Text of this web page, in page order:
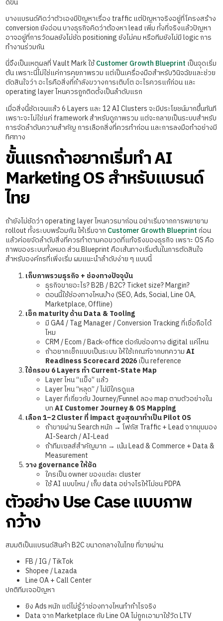
บางแบรนด์คิดว่าตัวเองมีปัญหาเรื่อง traffic แต่ปัญหาจริงอยู่ที่โครงสร้าง
conversion ยังอ่อน บางธุรกิจคิดว่าต้องหา lead เพิ่ม ทั้งที่จริงแล้วปัญหา
อาจอยู่ที่การวัดผลยังไม่ชัด positioning ยังไม่คม หรือทีมยังไม่มี logic การ
ทำงานร่วมกัน
นี่จึงเป็นเหตุผลที่ Vault Mark ใช้Customer Growth Blueprint เป็นจุดเริ่ม
ต้น เพราะนี่ไม่ใช่แค่การคุยภาพรวม แต่เป็นเครื่องมือสำหรับวินิจฉัยและช่วย
ตัดสินใจว่า อะไรคือสิ่งที่กำลังขวางการเติบโต อะไรควรแก้ก่อน และ
operating layer ไหนควรถูกติดตั้งเป็นลำดับแรก
เมื่อสิ่งนี้ชัดเจนแล้ว 6 Layers และ 12 AI Clusters จะมีประโยชน์มากขึ้นทันที
เพราะจะไม่ใช่แค่ framework สำหรับดูภาพรวม แต่จะกลายเป็นระบบสำหรับ
การจัดลำดับความสำคัญ การเลือกสิ่งที่ควรทำก่อน และการลงมือทำอย่างมี
ทิศทาง
ขั้นแรกถ้าอยากเริ่มทำ AI
Marketing OS สำหรับแบรนด์
ไทย
ถ้ายังไม่ชัดว่า operating layer ไหนควรมาก่อน อย่าเริ่มจากการพยายาม
rollout ทั้งระบบพร้อมกัน ให้เริ่มจาก Customer Growth Blueprintก่อน
แล้วค่อยจัดลำดับสิ่งที่ควรทำตามคอขวดที่แท้จริงของธุรกิจ เพราะ OS คือ
ภาพของระบบทั้งหมด ส่วน Blueprint คือเส้นทางเริ่มต้นในการตัดสินใจ
สำหรับองค์กรที่เพิ่งเริ่ม ผมแนะนำลำดับง่าย ๆ แบบนี้
เก็บภาพรวมธุรกิจ + ช่องทางปัจจุบัน
ธุรกิจขายอะไร? B2B / B2C? Ticket size? Margin?
ตอนนี้ใช้ช่องทางไหนบ้าง (SEO, Ads, Social, Line OA,
Marketplace, Offline)
เช็ก maturity ด้าน Data & Tooling
มี GA4 / Tag Manager / Conversion Tracking ที่เชื่อถือได้
ไหม
CRM / Ecom / Back-office ต่อกับช่องทาง digital แค่ไหน
ถ้าอยากเช็กแบบเป็นระบบ ให้ใช้เกณฑ์จากบทความAI
Readiness Scorecard 2026เป็น reference
ใช้กรอบ 6 Layers ทำ Current-State Map
Layer ไหน “แข็ง” แล้ว
Layer ไหน “หลุด” / ไม่มีใครดูแล
Layer ที่เกี่ยวกับ Journey/Funnel ลอง map ตามตัวอย่างใน
บทAI Customer Journey & OS Mapping
เลือก 1–2 Cluster ที่ impact สูงสุดมาทำเป็น Pilot OS
ถ้าขายผ่าน Search หนัก → โฟกัส Traffic + Lead จากมุมมอง
AI-Search / AI-Lead
ถ้าทีมเซลส์สำคัญมาก → เน้น Lead & Commerce + Data &
Measurement
วาง governance ให้ชัด
ใครเป็น owner ของแต่ละ cluster
ใช้ AI แบบไหน / เก็บ data อย่างไรให้ไม่ชน PDPA
ตัวอย่าง Use Case แบบภาพ
กว้าง
สมมติเป็นแบรนด์สินค้า B2C ขนาดกลางในไทย ที่ขายผ่าน
FB / IG / TikTok
Shopee / Lazada
Line OA + Call Center
ปกติทีมเจอปัญหา
ยิง Ads หนัก แต่ไม่รู้ว่าช่องทางไหนทำกำไรจริง
Data จาก Marketplace กับ Line OA ไม่ถูกเอามาใช้วัด LTV